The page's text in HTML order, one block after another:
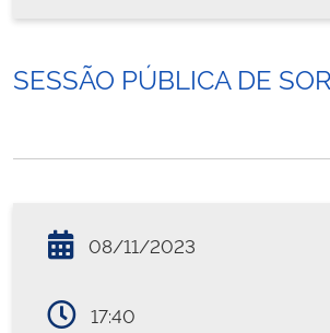
SESSÃO PÚBLICA DE
08/11/2023
17:40